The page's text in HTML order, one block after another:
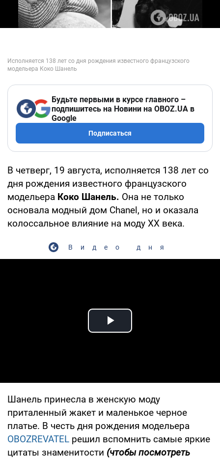
Будьте первыми в курсе главного –
подпишитесь на Новини на OBOZ.UA в
Google
Подписаться
В четверг, 19 августа, исполняется 138 лет со
дня рождения известного французского
модельера Коко Шанель. Она не только
основала модный дом Chanel, но и оказала
колоссальное влияние на моду XX века.
Видео дня
Play Video
Шанель принесла в женскую моду
приталенный жакет и маленькое черное
платье. В честь дня рождения модельера
OBOZREVATEL решил вспомнить самые яркие
цитаты знаменитости (чтобы посмотреть